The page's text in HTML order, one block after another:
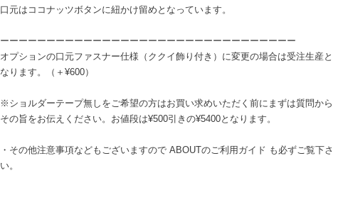
口元はココナッツボタンに紐かけ留めとなっています。
ーーーーーーーーーーーーーーーーーーーーーーーーーーーーーーーー
オプションの口元ファスナー仕様（ククイ飾り付き）に変更の場合は受注生産と
なります。（＋¥600）
※ショルダーテープ無しをご希望の方はお買い求めいただく前にまずは質問から
その旨をお伝えください。お値段は¥500引きの¥5400となります。
・その他注意事項などもございますので ABOUTのご利用ガイド も必ずご覧下さ
い。